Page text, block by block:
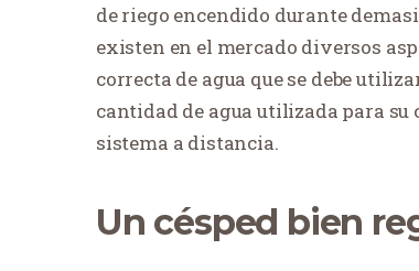
de riego encendido durante
existen en el mercado diversos
correcta de agua que se debe
cantidad de agua utilizada para
sistema a distancia.
Un césped bien